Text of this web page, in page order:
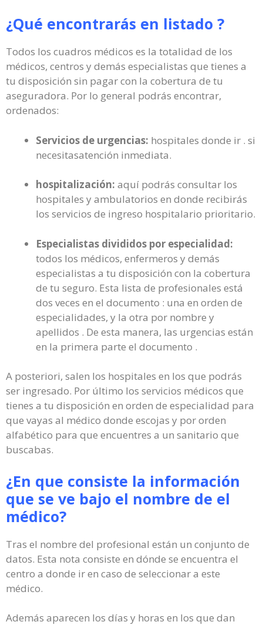
¿Qué encontrarás en listado ?
Todos los cuadros médicos es la totalidad de los
médicos, centros y demás especialistas que tienes a
tu disposición sin pagar con la cobertura de tu
aseguradora. Por lo general podrás encontrar,
ordenados:
Servicios de urgencias: hospitales donde ir . si
necesitasatención inmediata.
hospitalización: aquí podrás consultar los
hospitales y ambulatorios en donde recibirás
los servicios de ingreso hospitalario prioritario.
Especialistas divididos por especialidad:
todos los médicos, enfermeros y demás
especialistas a tu disposición con la cobertura
de tu seguro. Esta lista de profesionales está
dos veces en el documento : una en orden de
especialidades, y la otra por nombre y
apellidos . De esta manera, las urgencias están
en la primera parte el documento .
A posteriori, salen los hospitales en los que podrás
ser ingresado. Por último los servicios médicos que
tienes a tu disposición en orden de especialidad para
que vayas al médico donde escojas y por orden
alfabético para que encuentres a un sanitario que
buscabas.
¿En que consiste la información
que se ve bajo el nombre de el
médico?
Tras el nombre del profesional están un conjunto de
datos. Esta nota consiste en dónde se encuentra el
centro a donde ir en caso de seleccionar a este
médico.
Además aparecen los días y horas en los que dan